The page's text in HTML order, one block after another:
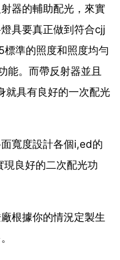
器的輔助配光，來實
具要真正做到符合cjj
準的照度和照度均勻
能。而帶反射器並且
就具有良好的一次配光
寬度設計各個i,ed的
良好的二次配光功
根據你的情況定製生